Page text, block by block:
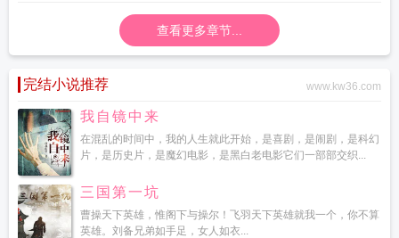
查看更多章节...
完结小说推荐 www.kw36.com
我自镜中来
在混乱的时间中，我的人生就此开始，是喜剧，是闹剧，是科幻
片，是历史片，是魔幻电影，是黑白老电影它们一部部交织...
三国第一坑
曹操天下英雄，惟阁下与操尔！飞羽天下英雄就我一个，你不算
英雄。刘备兄弟如手足，女人如衣...